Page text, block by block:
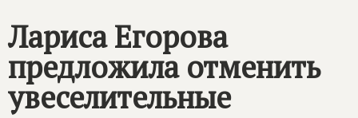
Интернет-приёмная
Лариса Егорова
предложила отменить
увеселительные